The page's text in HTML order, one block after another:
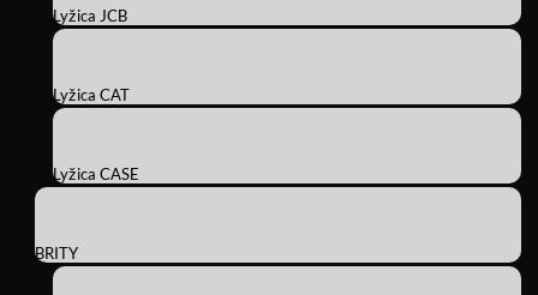
Lyžica JCB
Lyžica CAT
Lyžica CASE
BRITY